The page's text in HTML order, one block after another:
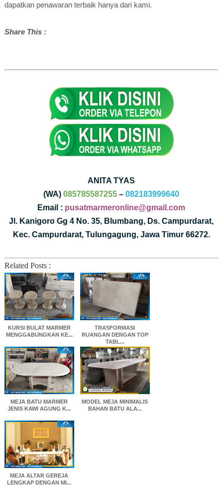
dapatkan penawaran terbaik hanya dari kami.
Share This :
ANITA TYAS
(WA)085785587255 –082183999640
Email : pusatmarmeronline@gmail.com
Jl. Kanigoro Gg 4 No. 35, Blumbang, Ds. Campurdarat,
Kec. Campurdarat, Tulungagung, Jawa Timur 66272.
Related Posts :
KURSI BULAT MARMER
MENGGABUNGKAN KE...
TRASFORMASI
RUANGAN DENGAN TOP
TABL...
MEJA BATU MARMER
JENIS KAWI AGUNG K...
MODEL MEJA MINIMALIS
BAHAN BATU ALA...
MEJA ALTAR GEREJA
LENGKAP DENGAN MI...